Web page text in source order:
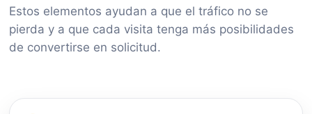
Estos elementos ayudan a que el tráfico no se
pierda y a que cada visita tenga más posibilidades
de convertirse en solicitud.